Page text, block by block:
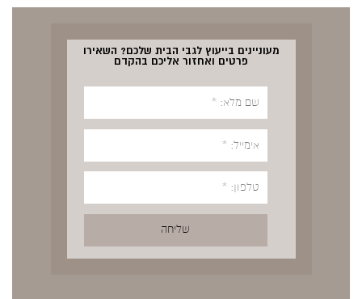
מעוניינים בייעוץ לגבי הבית שלכם? השאירו
פרטים ואחזור אליכם בהקדם